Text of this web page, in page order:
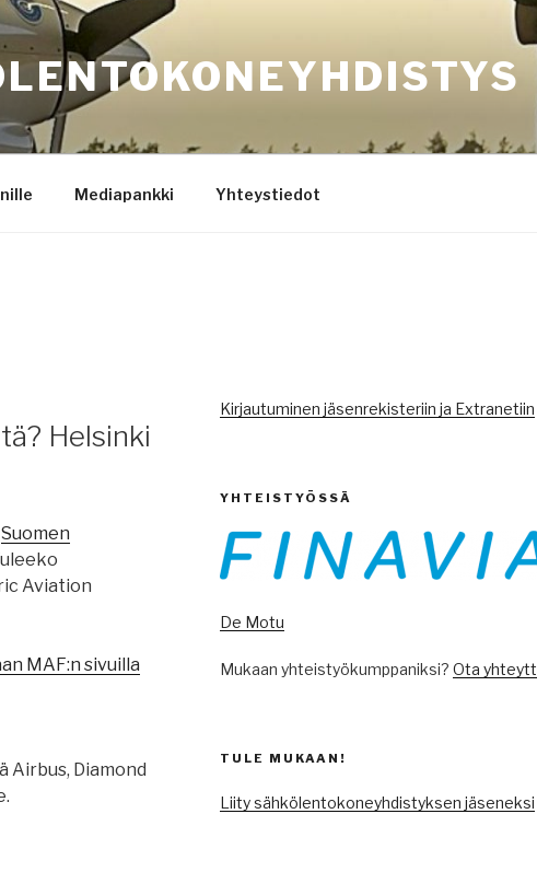
Mediapankki Yhteystiedot
Helsinki
Suomen
Aviation
MAF:n sivuilla
Diamond
Kirjautuminen jäsenrekisteriin ja Extranetiin
YHTEISTYÖSSÄ
De Motu
Mukaan yhteistyökumppaniksi? Ota
TULE MUKAAN!
Liity sähkölentokoneyhdistyksen jäseneksi